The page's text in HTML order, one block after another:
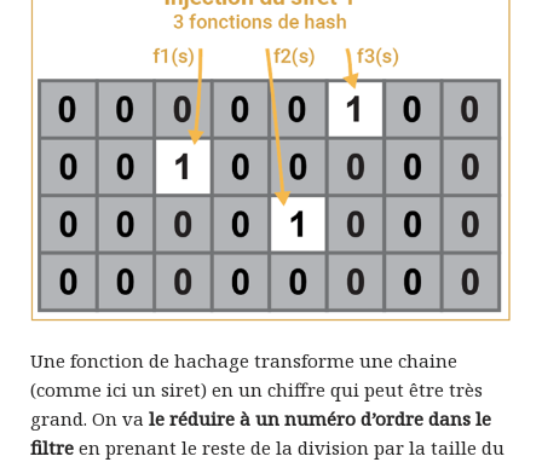
Une fonction de hachage transforme une chaine
(comme ici un siret) en un chiffre qui peut être très
grand. On va le réduire à un numéro d’ordre dans le
filtre en prenant le reste de la division par la taille du